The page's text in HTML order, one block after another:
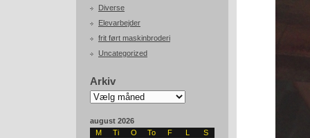
Diverse
Elevarbejder
frit ført maskinbroderi
Uncategorized
Arkiv
Arkiv
august 2026
M
Ti O To F L
S